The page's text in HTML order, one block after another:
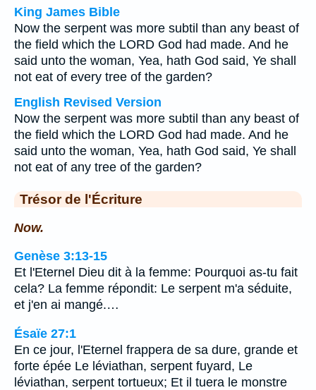
King James Bible
Now the serpent was more subtil than any beast of
the field which the LORD God had made. And he
said unto the woman, Yea, hath God said, Ye shall
not eat of every tree of the garden?
English Revised Version
Now the serpent was more subtil than any beast of
the field which the LORD God had made. And he
said unto the woman, Yea, hath God said, Ye shall
not eat of any tree of the garden?
Trésor de l'Écriture
Now.
Genèse 3:13-15
Et l'Eternel Dieu dit à la femme: Pourquoi as-tu fait
cela? La femme répondit: Le serpent m'a séduite,
et j'en ai mangé.…
Ésaïe 27:1
En ce jour, l'Eternel frappera de sa dure, grande et
forte épée Le léviathan, serpent fuyard, Le
léviathan, serpent tortueux; Et il tuera le monstre